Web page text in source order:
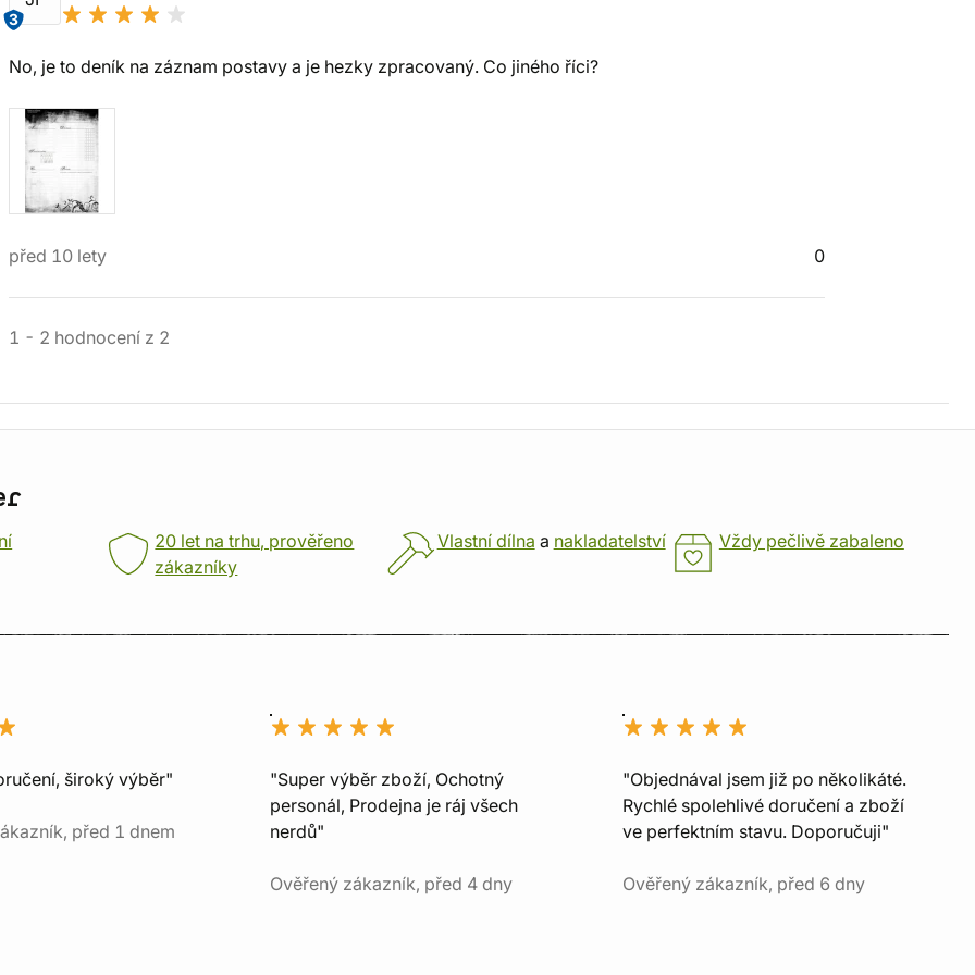
3
No, je to deník na záznam postavy a je hezky zpracovaný. Co jiného říci?
před 10 lety 0
1 - 2 hodnocení z 2
20 let na trhu, prověřeno
zákazníky
Vlastní dílna a nakladatelství Vždy pečlivě zabaleno
široký výběr"
před 1 dnem
"Super výběr zboží, Ochotný
personál, Prodejna je ráj všech
nerdů"
Ověřený zákazník, před 4 dny
"Objednával jsem již po několikáté.
Rychlé spolehlivé doručení a zboží
ve perfektním stavu. Doporučuji"
Ověřený zákazník, před 6 dny